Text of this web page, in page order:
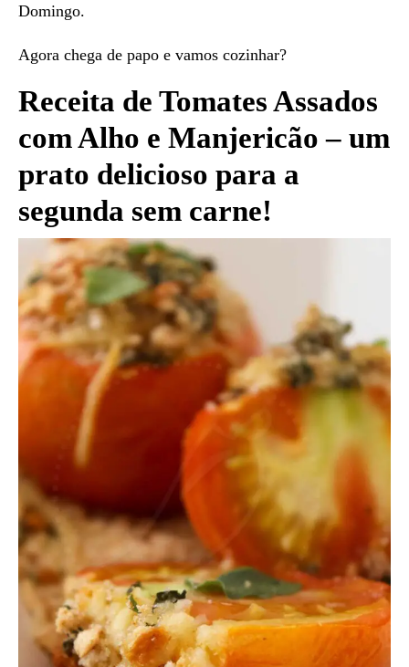
Domingo.
Agora chega de papo e vamos cozinhar?
Receita de Tomates Assados
com Alho e Manjericão – um
prato delicioso para a
segunda sem carne!